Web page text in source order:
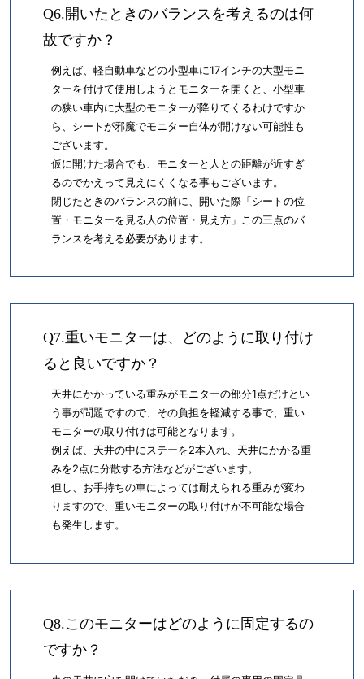
Q6.開いたときのバランスを考えるのは何
故ですか？
例えば、軽自動車などの小型車に17インチの大型モニ
ターを付けて使用しようとモニターを開くと、小型車
の狭い車内に大型のモニターが降りてくるわけですか
ら、シートが邪魔でモニター自体が開けない可能性も
ございます。
仮に開けた場合でも、モニターと人との距離が近すぎ
るのでかえって見えにくくなる事もございます。
閉じたときのバランスの前に、開いた際「シートの位
置・モニターを見る人の位置・見え方」この三点のバ
ランスを考える必要があります。
Q7.重いモニターは、どのように取り付け
ると良いですか？
天井にかかっている重みがモニターの部分1点だけとい
う事が問題ですので、その負担を軽減する事で、重い
モニターの取り付けは可能となります。
例えば、天井の中にステーを2本入れ、天井にかかる重
みを2点に分散する方法などがございます。
但し、お手持ちの車によっては耐えられる重みが変わ
りますので、重いモニターの取り付けが不可能な場合
も発生します。
Q8.このモニターはどのように固定するの
ですか？